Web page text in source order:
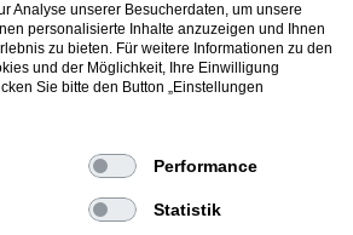
Analyse unserer Besucherdaten, um unsere
personalisierte Inhalte anzuzeigen und Ihnen
zu bieten. Für weitere Informationen zu den
und der Möglichkeit, Ihre Einwilligung
Sie bitte den Button „Einstellungen
Performance
Statistik
APPS
Hoppala App
(Öffnet in
Radfahrprüfung